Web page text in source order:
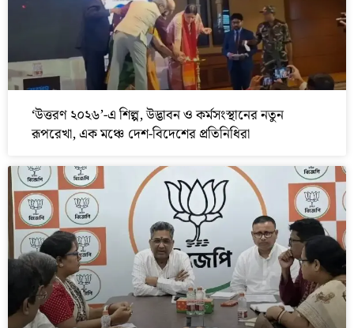
‘উত্তরণ ২০২৬’-এ শিল্প, উদ্ভাবন ও কর্মসংস্থানের নতুন
রূপরেখা, এক মঞ্চে দেশ-বিদেশের প্রতিনিধিরা